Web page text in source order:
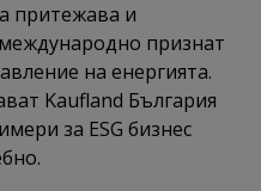
притежава и
признат
на енергията.
Kaufland България
за ESG бизнес